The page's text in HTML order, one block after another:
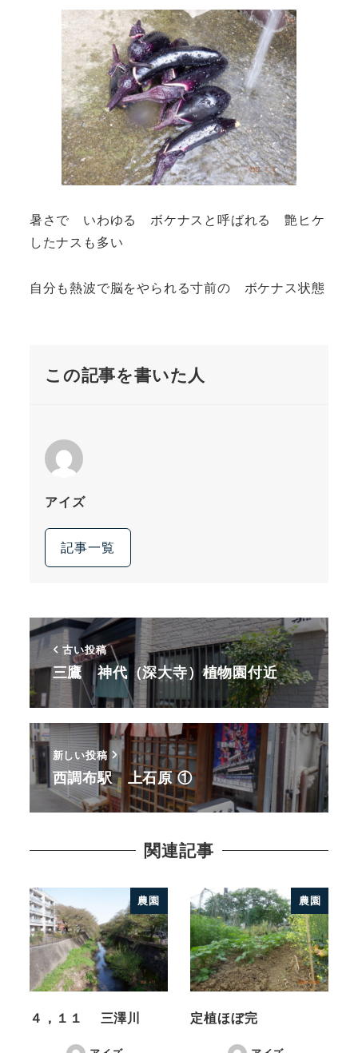
暑さで いわゆる ボケナスと呼ばれる 艶ヒケ
したナスも多い
自分も熱波で脳をやられる寸前の ボケナス状態
この記事を書いた人
アイズ
記事一覧
古い投稿
三鷹 神代（深大寺）植物園付近
新しい投稿
西調布駅 上石原 ①
関連記事
農園
４，１１ 三澤川
農園
定植ほぼ完